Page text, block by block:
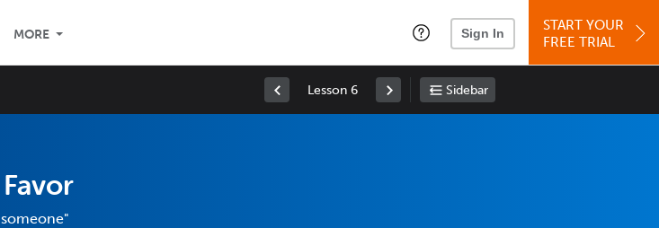
MORE Sign In
START YOUR
FREE TRIAL
Lesson 6 Sidebar